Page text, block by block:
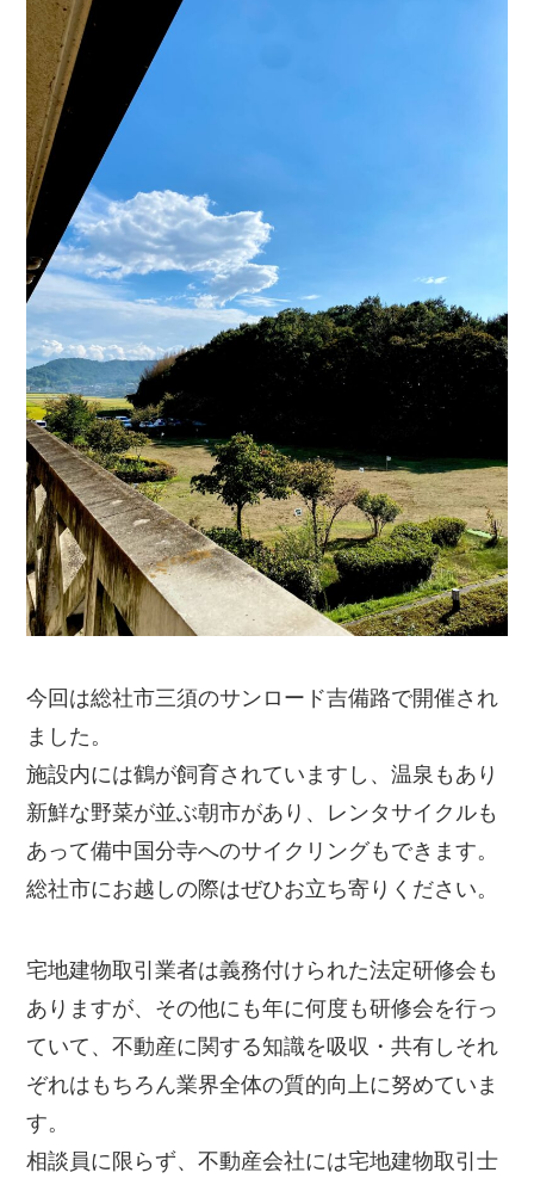
今回は総社市三須のサンロード吉備路で開催され
ました。
施設内には鶴が飼育されていますし、温泉もあり
新鮮な野菜が並ぶ朝市があり、レンタサイクルも
あって備中国分寺へのサイクリングもできます。
総社市にお越しの際はぜひお立ち寄りください。
宅地建物取引業者は義務付けられた法定研修会も
ありますが、その他にも年に何度も研修会を行っ
ていて、不動産に関する知識を吸収・共有しそれ
ぞれはもちろん業界全体の質的向上に努めていま
す。
相談員に限らず、不動産会社には宅地建物取引士